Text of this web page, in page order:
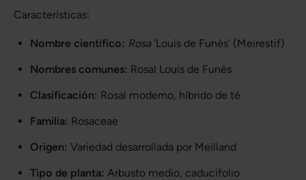
Características:
Nombre científico: Rosa'Louis de Funès' (Meirestif)
Nombres comunes: Rosal Louis de Funès
Clasificación: Rosal moderno, híbrido de té
Familia: Rosaceae
Origen: Variedad desarrollada por Meilland
Tipo de planta: Arbusto medio, caducifolio